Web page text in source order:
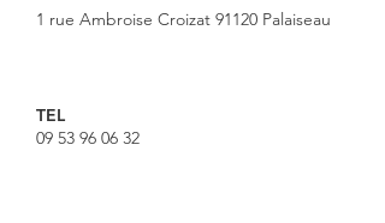
1 rue Ambroise Croizat 91120 Palaiseau
TEL
09 53 96 06 32